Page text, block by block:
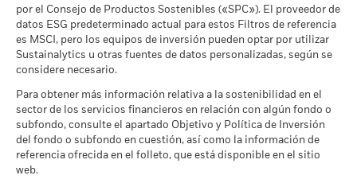
indicadas anteriormente para Carbón Térmico y Arenas
Bituminosas se calculan y notifican para aquellas empresas
en las que más de un 5 % de sus ingresos proceden de la
explotación de carbón térmico o arenas bituminosas de
acuerdo con lo definido por MSCI ESG Research. Para la
exposición a empresas que generen cualquier ingreso de la
explotación de carbón térmico o arenas bituminosas (siendo
en este caso el umbral de ingresos del 0 %), de acuerdo con lo
definido por MSCI ESG Research, los niveles son los
siguientes: 0,00% para Carbón Térmico y 0,00% para Arenas
Bituminosas.
por el Consejo de Productos Sostenibles («SPC»). El proveedor de
datos ESG predeterminado actual para estos Filtros de referencia
es MSCI, pero los equipos de inversión pueden optar por utilizar
Sustainalytics u otras fuentes de datos personalizadas, según se
considere necesario.
Para obtener más información relativa a la sostenibilidad en el
sector de los servicios financieros en relación con algún fondo o
subfondo, consulte el apartado Objetivo y Política de Inversión
del fondo o subfondo en cuestión, así como la información de
referencia ofrecida en el folleto, que está disponible en el sitio
web.